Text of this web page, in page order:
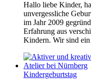
Hallo liebe Kinder,
unvergessliche
im Jahr 2009
Erfahrung aus
Kindern. Wir sind ein
Kindergeburtstag